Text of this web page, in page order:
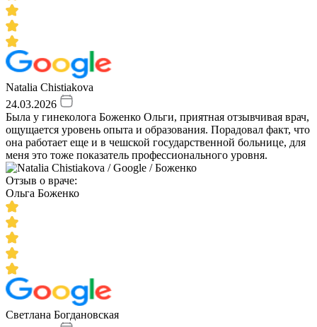
Natalia Chistiakova
24.03.2026
Была у гинеколога Боженко Ольги, приятная отзывчивая врач,
ощущается уровень опыта и образования. Порадовал факт, что
она работает еще и в чешской государственной больнице, для
меня это тоже показатель профессионального уровня.
Отзыв о враче:
Ольга Боженко
Светлана Богдановская